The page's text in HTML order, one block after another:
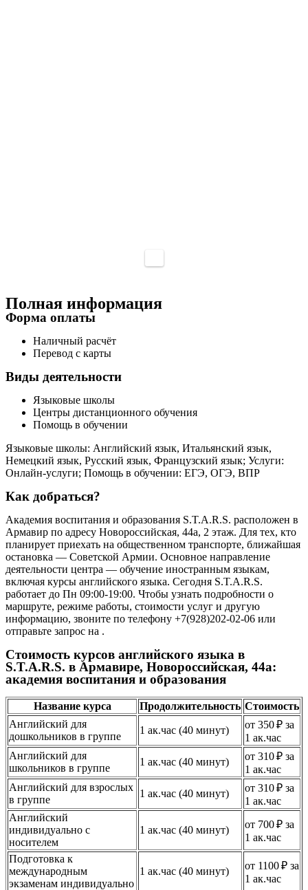
Полная информация
Форма оплаты
Наличный расчёт
Перевод с карты
Виды деятельности
Языковые школы
Центры дистанционного обучения
Помощь в обучении
Языковые школы: Английский язык, Итальянский язык,
Немецкий язык, Русский язык, Французский язык; Услуги:
Онлайн-услуги; Помощь в обучении: ЕГЭ, ОГЭ, ВПР
Как добраться?
Академия воспитания и образования S.T.A.R.S. расположен в
Армавир по адресу Новороссийская, 44а, 2 этаж. Для тех, кто
планирует приехать на общественном транспорте, ближайшая
остановка — Советской Армии. Основное направление
деятельности центра — обучение иностранным языкам,
включая курсы английского языка. Сегодня S.T.A.R.S.
работает до Пн 09:00-19:00. Чтобы узнать подробности о
маршруте, режиме работы, стоимости услуг и другую
информацию, звоните по телефону +7(928)202-02-06 или
отправьте запрос на .
Стоимость курсов английского языка в
S.T.A.R.S. в Армавире, Новороссийская, 44а:
академия воспитания и образования
Название курса Продолжительность Стоимость
Английский для
дошкольников в группе
1 ак.час (40 минут)
от 350 ₽ за
1 ак.час
Английский для
школьников в группе
1 ак.час (40 минут)
от 310 ₽ за
1 ак.час
Английский для взрослых
в группе
1 ак.час (40 минут)
от 310 ₽ за
1 ак.час
Английский
индивидуально с
носителем
1 ак.час (40 минут)
от 700 ₽ за
1 ак.час
Подготовка к
международным
экзаменам индивидуально
1 ак.час (40 минут)
от 1100 ₽ за
1 ак.час